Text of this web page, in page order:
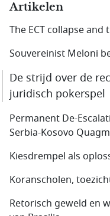
Artikelen
The ECT collapse
Souvereinist Meloni
De strijd over de
juridisch pokerspel
Permanent De-
Serbia-Kosovo
Kiesdrempel als
Koranscholen,
Retorisch geweld en